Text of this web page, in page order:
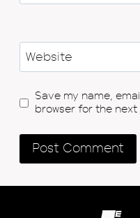
Website
Save my name,
browser for the next